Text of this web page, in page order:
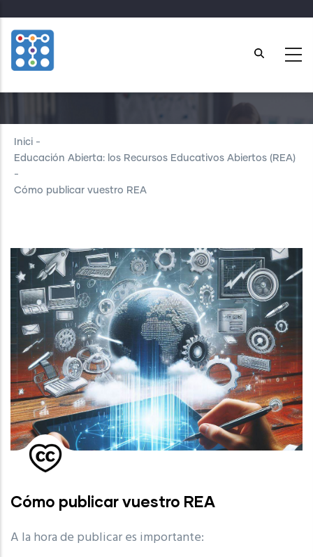
to
main
content
Cómo publicar vuestro REA
Inici -
Educación Abierta: los Recursos Educativos Abiertos (REA)
-
Cómo publicar vuestro REA
Cómo publicar vuestro REA
A la hora de publicar es importante: